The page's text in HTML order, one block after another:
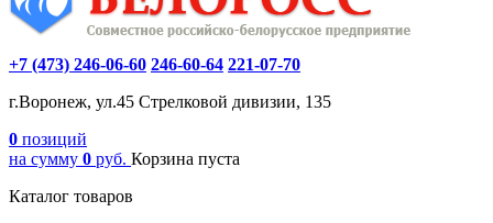
+7 (473) 246-06-60 246-60-64 221-07-70
г.Воронеж, ул.45 Стрелковой дивизии, 135
0 позиций
на сумму 0 руб. Корзина пуста
Каталог товаров